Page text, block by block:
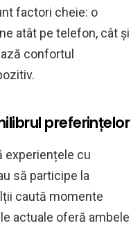
factori cheie: o
atât pe telefon, cât și
confortul
preferințelor
experiențele cu
să participe la
caută momente
actuale oferă ambele